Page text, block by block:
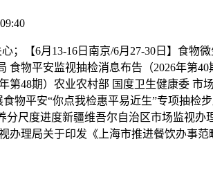
6月13-16日南京/6月27-30日】食物微
物平安监视抽检消息布告（2026年第
48期）农业农村部 国度卫生健康委
食物平安“你点我检惠平易近生”专项
尺度进度新疆维吾尔自治区市场监视
办理局关于印发《上海市推进餐饮办事